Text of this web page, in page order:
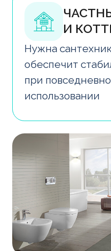
Наше
Подбираем
которая сочетает
и оптимальной